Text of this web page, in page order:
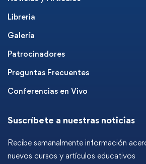
Libreria
Galería
Patrocinadores
Preguntas Frecuentes
Conferencias en Vivo
Suscríbete a nuestras noticias
Recibe semanalmente información
nuevos cursos y artículos educativos